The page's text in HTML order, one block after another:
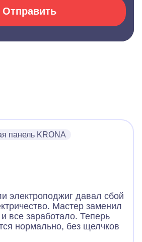
Отправить
панель KRONA
электроподжиг давал сбой
Мастер заменил
все заработало. Теперь
нормально, без щелчков